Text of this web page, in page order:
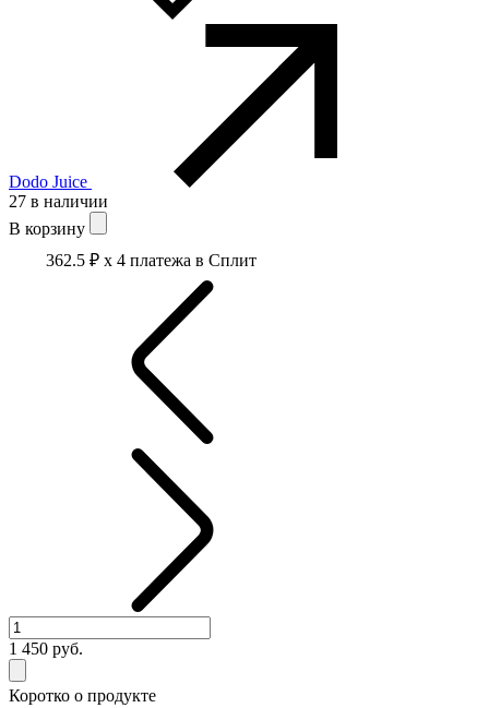
Dodo Juice
27 в наличии
В корзину
362.5 ₽x 4 платежа в Сплит
1 450 руб.
Коротко о продукте